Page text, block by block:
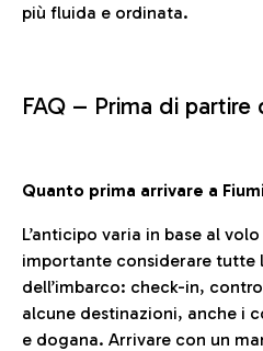
più fluida e ordinata.
FAQ – Prima di partire
Quanto prima arrivare a
L’anticipo varia in base al
importante considerare tutte
dell’imbarco: check-in,
alcune destinazioni, anche i
e dogana. Arrivare con un